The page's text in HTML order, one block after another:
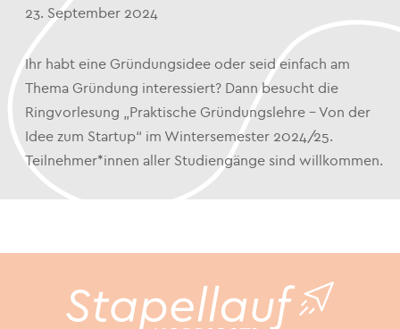
23. September 2024
Ihr habt eine Gründungsidee oder seid einfach am
Thema Gründung interessiert? Dann besucht die
Ringvorlesung „Praktische Gründungslehre – Von der
Idee zum Startup“ im Wintersemester 2024/25.
Teilnehmer*innen aller Studiengänge sind willkommen.